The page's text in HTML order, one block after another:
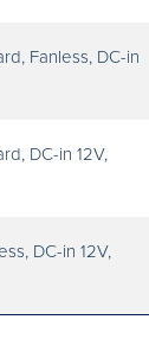
Fanless, DC-in
DC-in 12V,
DC-in 12V,